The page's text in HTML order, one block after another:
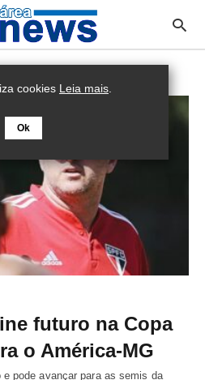
futuro na Copa
o América-MG
pode avançar para as semis da
cookies Leia mais.
Ok